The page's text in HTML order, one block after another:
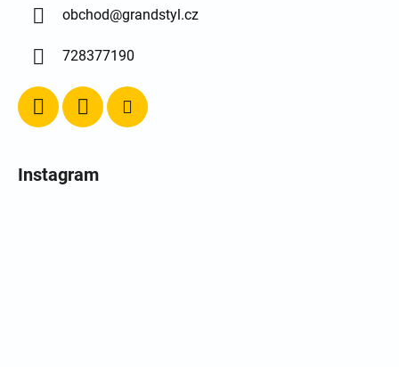
obchod@grandstyl.cz
728377190
Instagram